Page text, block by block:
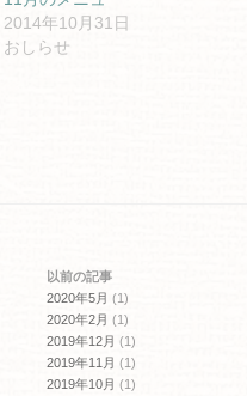
2014年10月31日
おしらせ
以前の記事
2020年5月 (1)
2020年2月 (1)
2019年12月 (1)
2019年11月 (1)
2019年10月 (1)